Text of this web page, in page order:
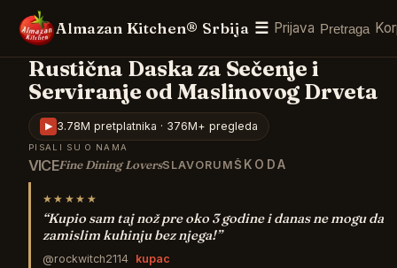
Almazan Kitchen® Srbija ☰ Prijava Pretraga
Rustična Daska za Sečenje i
Serviranje od Maslinovog Drveta
▶ 3.78M pretplatnika · 376M+ pregleda
PISALI SU O NAMA
VICEFine Dining LoversSLAVORUMŠKODA
★★★★★
“Kupio sam taj nož pre oko 3 godine i danas ne mogu da
zamislim kuhinju bez njega!”
@rockwitch2114 kupac